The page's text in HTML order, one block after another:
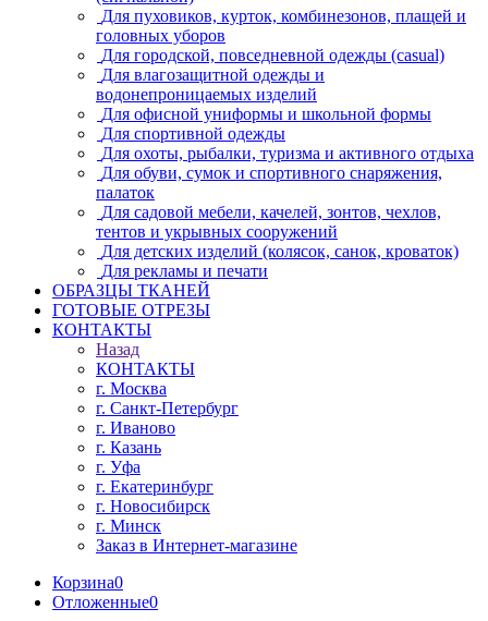
Для пуховиков, курток, комбинезонов, плащей и
головных уборов
Для городской, повседневной одежды (casual)
Для влагозащитной одежды и
водонепроницаемых изделий
Для офисной униформы и школьной формы
Для спортивной одежды
Для охоты, рыбалки, туризма и активного отдыха
Для обуви, сумок и спортивного снаряжения,
палаток
Для садовой мебели, качелей, зонтов, чехлов,
тентов и укрывных сооружений
Для детских изделий (колясок, санок, кроваток)
Для рекламы и печати
ОБРАЗЦЫ ТКАНЕЙ
ГОТОВЫЕ ОТРЕЗЫ
КОНТАКТЫ
Назад
КОНТАКТЫ
г. Москва
г. Санкт-Петербург
г. Иваново
г. Казань
г. Уфа
г. Екатеринбург
г. Новосибирск
г. Минск
Заказ в Интернет-магазине
Корзина0
Отложенные0